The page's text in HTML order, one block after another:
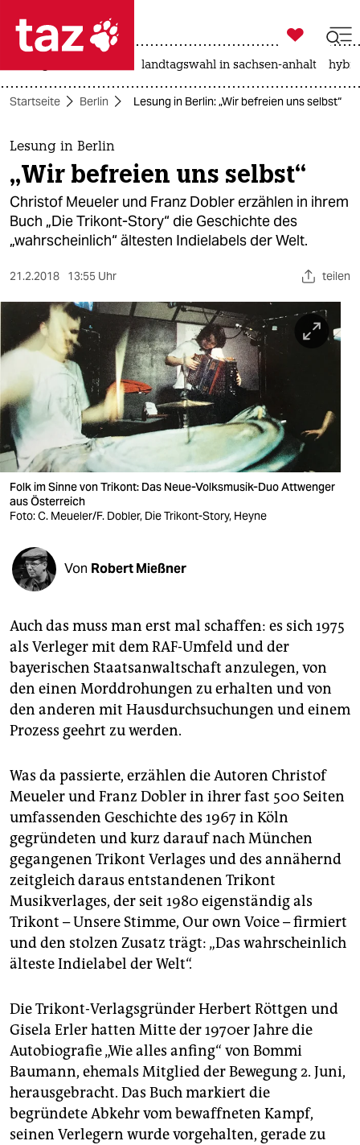
 taz zahl ich
taz zahl ich
themen
politik
öko
sport
berlin
nord
wahrheit
verlag
verlag
shop
fragen & hilfe
unterstützen
abo
genossenschaft
epaper login

taz zahl ich
landtagswahl in sachsen-anhalt
Startseite Berlin Lesung in Berlin: „Wir befreien uns selbst“
Lesung in Berlin
„Wir befreien uns selbst“
Christof Meueler und Franz Dobler erzählen in ihrem
Buch „Die Trikont-Story“ die Geschichte des
„wahrscheinlich“ ältesten Indielabels der Welt.
21.2.2018 13:55 Uhr teilen
Folk im Sinne von Trikont: Das Neue-Volksmusik-Duo Attwenger
aus Österreich
Foto: C. Meueler/F. Dobler, Die Trikont-Story, Heyne
Von Robert Mießner
Auch das muss man erst mal schaffen: es sich 1975
als Verleger mit dem RAF-Umfeld und der
bayerischen Staatsanwaltschaft anzulegen, von
den einen Morddrohungen zu erhalten und von
den anderen mit Hausdurchsuchungen und einem
Prozess geehrt zu werden.
Was da passierte, erzählen die Autoren Christof
Meueler und Franz Dobler in ihrer fast 500 Seiten
umfassenden Geschichte des 1967 in Köln
gegründeten und kurz darauf nach München
gegangenen Trikont Verlages und des annähernd
zeitgleich daraus entstandenen Trikont
Musikverlages, der seit 1980 eigenständig als
Trikont – Unsere Stimme, Our own Voice – firmiert
und den stolzen Zusatz trägt: „Das wahrscheinlich
älteste Indielabel der Welt“.
Die Trikont-Verlagsgründer Herbert Röttgen und
Gisela Erler hatten Mitte der 1970er Jahre die
Autobiografie „Wie alles anfing“ von Bommi
Baumann, ehemals Mitglied der Bewegung 2. Juni,
herausgebracht. Das Buch markiert die
begründete Abkehr vom bewaff­neten Kampf,
seinen Verlegern wurde vorgehalten, gerade zu